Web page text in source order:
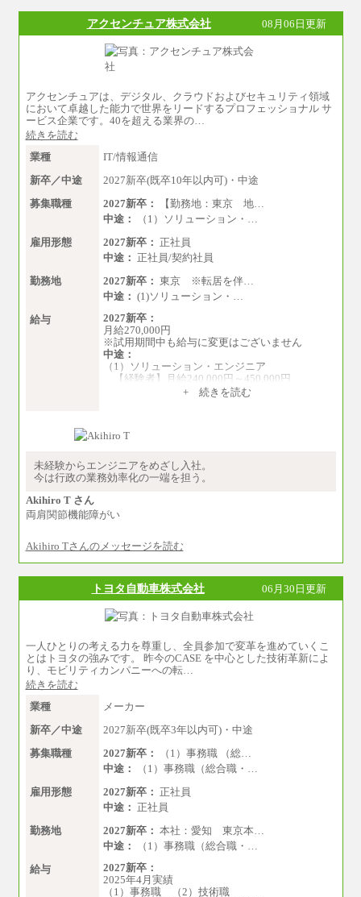
月給（本社）：213,030円＋諸手当
月給（支店）：164,920円～189,700円＋諸手当
※上記はフルタイム勤務で残業ゼロの場合の標
準的な月額モデルとして掲載。
年収（本社）：330万～380万（フルタイムで標
準的なボーナス込みの金額です。上限金額は全
社平均20時間の残業込み）
年収（支店）：260万～340万（フルタイムで標
社平均20時間の残業込み）
※年1回評価に応じて昇給有り。(上限あり)
※雇用形態についての補足：事務系職務限定の
正社員となります
アクセンチュア株式会社 08月06日更新
アクセンチュアは、デジタル、クラウドおよびセキュリティ領域
において卓越した能力で世界をリードするプロフェッショナル サ
ービス企業です。40を超える業界の…
続きを読む
業種
IT/情報通信
新卒／中途
2027新卒(既卒10年以内可)・中途
募集職種
2027新卒：
【勤務地：東京 地…
中途：
（1）ソリューション・…
雇用形態
2027新卒： 正社員
中途： 正社員/契約社員
勤務地
2027新卒： 東京 ※転居を伴…
中途： (1)ソリューション・…
給与
2027新卒：
月給270,000円
※試用期間中も給与に変更はございません
中途：
（1）ソリューション・エンジニア
【経験者】月給240,000円～450,000円
※地域や業務内容によって変動がありま
す
（2）一般事務
月給210,000円～350,000円
※地域や業務内容によって変動があります
（3）庶務/軽作業
月給220,000円～250,000円
※試用期間中も給与に変更はございません
+ 続きを読む
未経験からエンジニアをめざし入社。
今は行政の業務効率化の一端を担う。
Akihiro T さん
両肩関節機能障がい
Akihiro Tさんのメッセージを読む
トヨタ自動車株式会社 06月30日更新
一人ひとりの考える力を尊重し、全員参加で変革を進めていくこ
とはトヨタの強みです。 昨今のCASE を中心とした技術革新によ
り、モビリティカンパニーへの転…
続きを読む
業種
メーカー
新卒／中途
2027新卒(既卒3年以内可)・中途
募集職種
2027新卒：
（1）事務職 （総…
中途：
（1）事務職（総合職・…
雇用形態
2027新卒： 正社員
中途： 正社員
勤務地
2027新卒： 本社：愛知 東京本…
中途：
（1）事務職（総合職・…
給与
2027新卒：
2025年4月実績
（1）事務職 （2）技術職